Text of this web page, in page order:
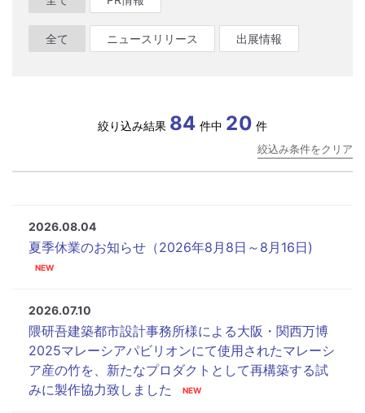
全て ニュースリリース 出展情報
絞込み条件をクリア
絞り込み結果 84 件中 20 件
2026.08.04
夏季休業のお知らせ（2026年8月8日～8月16日)
2026.07.10
隈研吾建築都市設計事務所様による大阪・関西万博
2025マレーシアパビリオンにて使用されたマレーシ
ア産の竹を、新たなプロダクトとして再構築する試
みに製作協力致しました